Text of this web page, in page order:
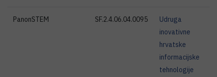
PanonSTEM SF.2.4.06.04.0095
Udruga
inovativne
hrvatske
informacijske
tehnologije